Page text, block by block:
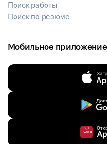
Поиск работы
Поиск по резюме
Мобильное приложение